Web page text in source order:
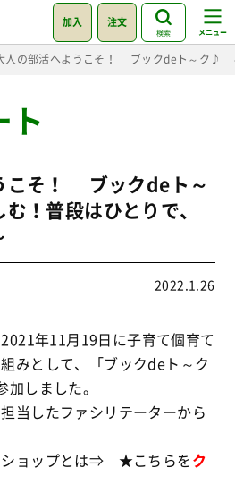
加入 注文
検索
人の部活へようこそ！ ブックdeト～ク♪
ト
こそ！ ブックdeト～
！普段はひとりで、
2022.1.26
年11月19日に子育て個育て
みとして、「ブックdeト～ク
しました。
当したファシリテーターから
ショップとは⇒ ★こちらをク